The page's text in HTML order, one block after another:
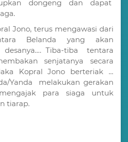
dongeng dan dapat
Jono, terus mengawasi dari
Belanda yang akan
Tiba-tiba tentara
senjatanya secara
Kopral Jono berteriak …
Yanda melakukan gerakan
para siaga untuk
tiarap.